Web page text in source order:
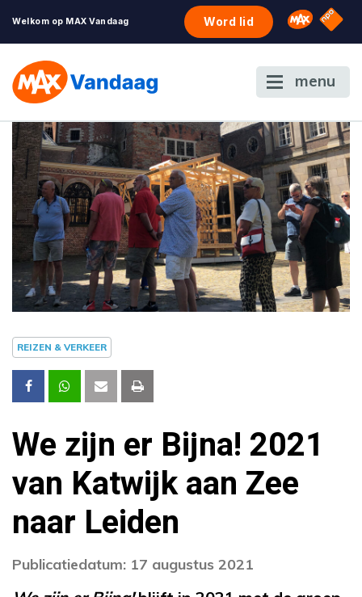
Welkom op MAX Vandaag Word lid Omroep
NPO
menu
REIZEN & VERKEER
We zijn er Bijna! 2021
van Katwijk aan Zee
naar Leiden
Publicatiedatum: 17 augustus 2021